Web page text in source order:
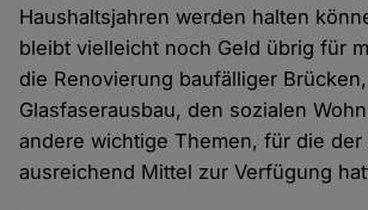
Haushaltsjahren werden halten
bleibt vielleicht noch Geld übrig für
die Renovierung baufälliger
Glasfaserausbau, den sozialen
andere wichtige Themen, für die der
ausreichend Mittel zur Verfügung